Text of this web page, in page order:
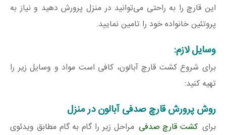
این قارچ را به‌ راحتی می‌توانید در منزل پرورش دهید و نیاز به
پروتئین خانواده خود را تامین نمایید.
وسایل لازم:
برای شروع کشت قارچ آبالون، کافی است مواد و وسایل زیر را
تهیه کنید:
روش پرورش قارچ صدفی آبالون در منزل
برای کشت قارچ صدفی مراحل زیر را گام به گام مطابق ویدئوی